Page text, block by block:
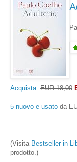
Acquista: EUR 18,00
5 nuovo e usato da
(Visita Bestseller in
prodotto.)